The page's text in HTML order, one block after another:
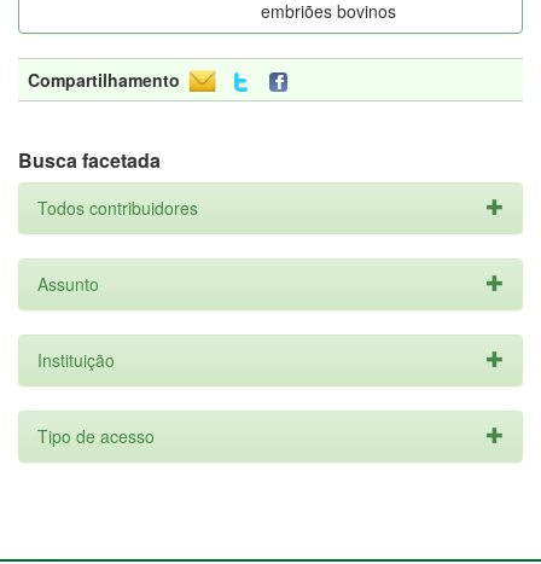
embriões bovinos
Compartilhamento
Busca facetada
Todos contribuidores
Assunto
Instituição
Tipo de acesso